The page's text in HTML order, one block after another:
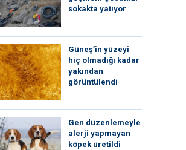
sokakta yatıyor
Güneş’in yüzeyi
hiç olmadığı kadar
yakından
görüntülendi
Gen düzenlemeyle
alerji yapmayan
köpek üretildi